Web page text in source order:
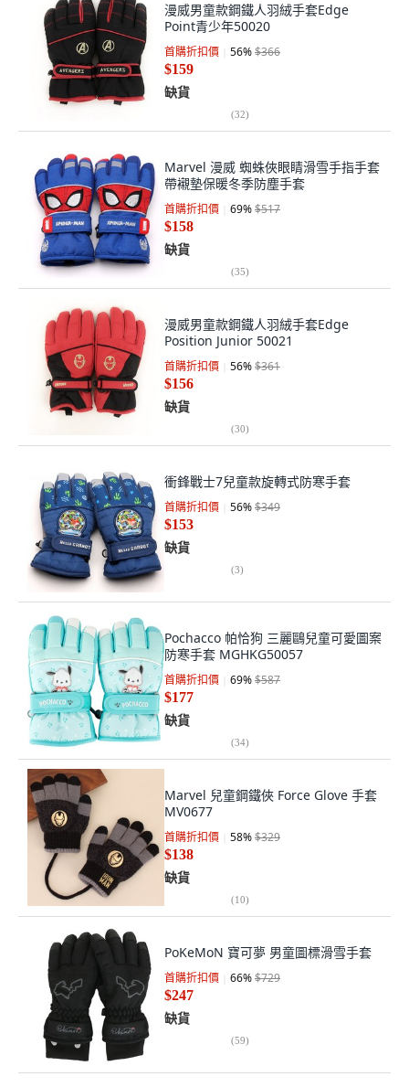
漫威男童款鋼鐵人羽絨手套Edge
Point青少年50020
首購折扣價 56%$366
$159
缺貨
(32)
Marvel 漫威 蜘蛛俠眼睛滑雪手指手套
帶襯墊保暖冬季防塵手套
首購折扣價 69%$517
$158
缺貨
(35)
漫威男童款鋼鐵人羽絨手套Edge
Position Junior 50021
首購折扣價 56%$361
$156
缺貨
(30)
衝鋒戰士7兒童款旋轉式防寒手套
首購折扣價 56%$349
$153
缺貨
(3)
Pochacco 帕恰狗 三麗鷗兒童可愛圖案
防寒手套 MGHKG50057
首購折扣價 69%$587
$177
缺貨
(34)
Marvel 兒童鋼鐵俠 Force Glove 手套
MV0677
首購折扣價 58%$329
$138
缺貨
(10)
PoKeMoN 寶可夢 男童圖標滑雪手套
首購折扣價 66%$729
$247
缺貨
(59)